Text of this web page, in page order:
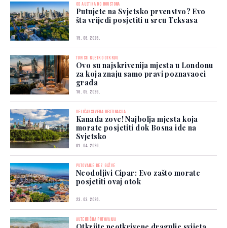
OD AUSTINA DO HOUSTONA
Putujete na Svjetsko prvenstvo? Evo
šta vrijedi posjetiti u srcu Teksasa
15. 06. 2026.
TURISTI RIJETKO OTKRIJU
Ovo su najskrivenija mjesta u Londonu
za koja znaju samo pravi poznavaoci
grada
16. 05. 2026.
VELIČANSTVENA DESTINACIJA
Kanada zove! Najbolja mjesta koja
morate posjetiti dok Bosna ide na
Svjetsko
01. 04. 2026.
PUTOVANJE BEZ GUŽVE
Neodoljivi Cipar: Evo zašto morate
posjetiti ovaj otok
23. 03. 2026.
AUTENTIČNA PUTOVANJA